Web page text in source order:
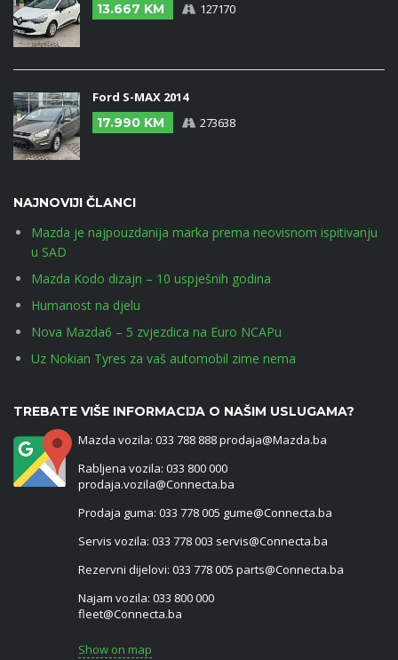
13.667 KM
127170
Ford S-MAX 2014
17.990 KM
273638
NAJNOVIJI ČLANCI
Mazda je najpouzdanija marka prema neovisnom ispitivanju
u SAD
Mazda Kodo dizajn – 10 uspješnih godina
Humanost na djelu
Nova Mazda6 – 5 zvjezdica na Euro NCAPu
Uz Nokian Tyres za vaš automobil zime nema
TREBATE VIŠE INFORMACIJA O NAŠIM USLUGAMA?
Mazda vozila: 033 788 888 prodaja@Mazda.ba
Rabljena vozila: 033 800 000
prodaja.vozila@Connecta.ba
Prodaja guma: 033 778 005 gume@Connecta.ba
Servis vozila: 033 778 003 servis@Connecta.ba
Rezervni dijelovi: 033 778 005 parts@Connecta.ba
Najam vozila: 033 800 000
fleet@Connecta.ba
Show on map